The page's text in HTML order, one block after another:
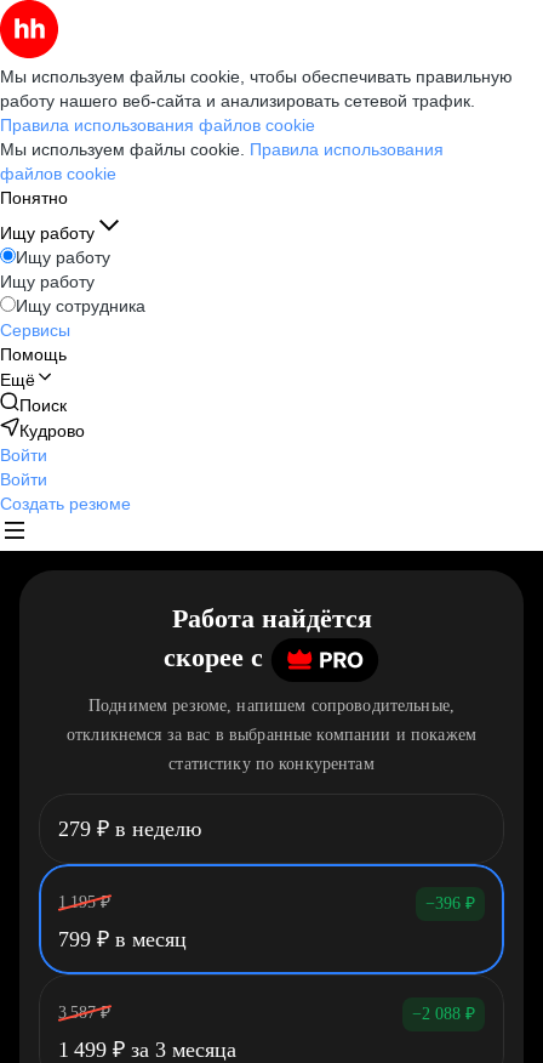
Мы используем файлы cookie, чтобы обеспечивать правильную
работу нашего веб-сайта и анализировать сетевой трафик.
Правила использования файлов cookie
Мы используем файлы cookie. Правила использования
файлов cookie
Понятно
Ищу работу
Ищу работу
Ищу работу
Ищу сотрудника
Сервисы
Помощь
Ещё
Поиск
Кудрово
Войти
Войти
Создать резюме
Работа найдётся
скорее c
Поднимем резюме, напишем сопроводительные,
откликнемся за вас в выбранные компании и покажем
статистику по конкурентам
279 ₽ в неделю
1 195 ₽ −396 ₽
799 ₽ в месяц
3 587 ₽ −2 088 ₽
1 499 ₽ за 3 месяца